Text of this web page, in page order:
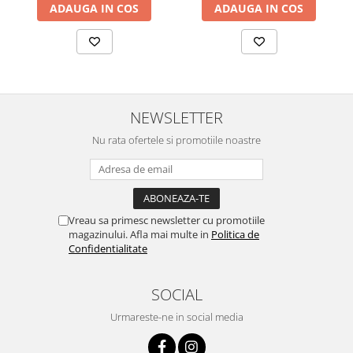
ADAUGA IN COS ADAUGA IN COS
NEWSLETTER
Nu rata ofertele si promotiile noastre
Vreau sa primesc newsletter cu promotiile
magazinului. Afla mai multe in Politica de
Confidentialitate
SOCIAL
Urmareste-ne in social media